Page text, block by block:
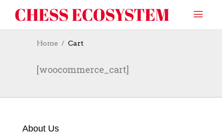
Home Cart
[woocommerce_cart]
About Us